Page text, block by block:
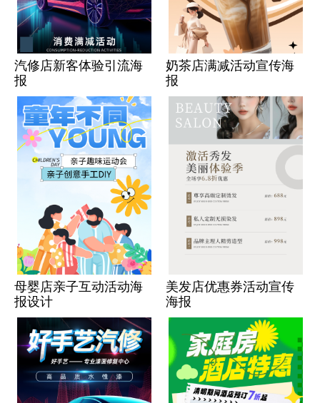
汽修店新客体验引流海
报
奶茶店满减活动宣传海
报
母婴店亲子互动活动海
报设计
美发店优惠券活动宣传
海报